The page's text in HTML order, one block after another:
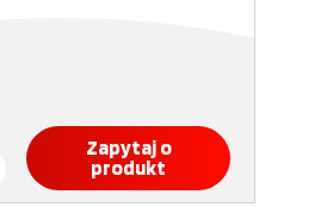
Zapytaj o
produkt